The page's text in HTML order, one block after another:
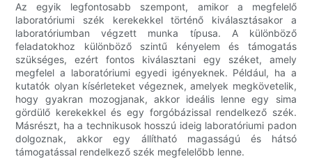
Az egyik legfontosabb szempont, amikor a megfelelő
laboratóriumi szék kerekekkel történő kiválasztásakor a
laboratóriumban végzett munka típusa. A különböző
feladatokhoz különböző szintű kényelem és támogatás
szükséges, ezért fontos kiválasztani egy széket, amely
megfelel a laboratóriumi egyedi igényeknek. Például, ha a
kutatók olyan kísérleteket végeznek, amelyek megkövetelik,
hogy gyakran mozogjanak, akkor ideális lenne egy sima
gördülő kerekekkel és egy forgóbázissal rendelkező szék.
Másrészt, ha a technikusok hosszú ideig laboratóriumi padon
dolgoznak, akkor egy állítható magasságú és hátsó
támogatással rendelkező szék megfelelőbb lenne.